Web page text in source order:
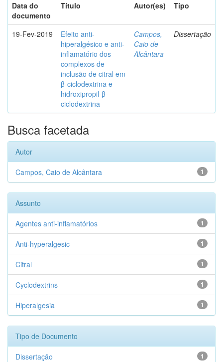
Data do
documento
Título Autor(es) Tipo
19-Fev-2019
Efeito anti-
hiperalgésico e anti-
inflamatório dos
complexos de
inclusão de citral em
β-ciclodextrina e
hidroxipropil-β-
ciclodextrina
Campos,
Caio de
Alcântara
Dissertação
Busca facetada
Autor
1
Campos, Caio de Alcântara
Assunto
1
Agentes anti-inflamatórios
1
Anti-hyperalgesic
1
Citral
1
Cyclodextrins
1
Hiperalgesia
Tipo de Documento
1
Dissertação